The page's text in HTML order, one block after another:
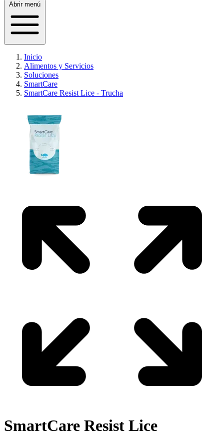
Abrir menú
Inicio
Alimentos y Servicios
Soluciones
SmartCare
SmartCare Resist Lice - Trucha
SmartCare Resist Lice